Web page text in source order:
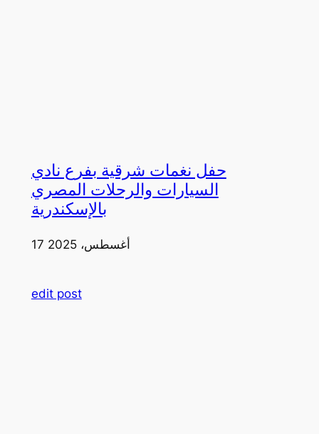
حفل نغمات شرقية بفرع نادي
السيارات والرحلات المصري
بالإسكندرية
17 أغسطس، 2025
edit post